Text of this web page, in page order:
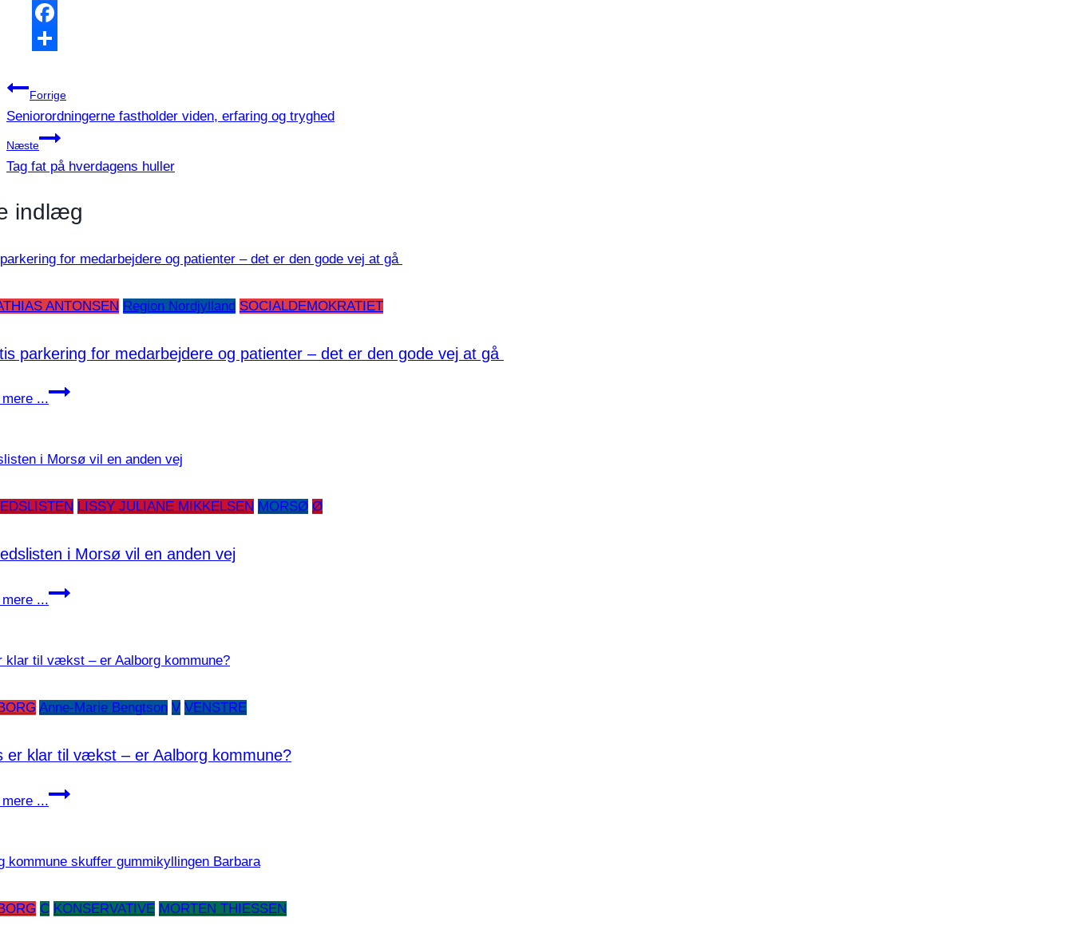
Facebook
Indlægsnavigation
Forrige
Seniorordningerne fastholder viden, erfaring og tryghed
Næste
Tag fat på hverdagens huller
indlæg
ANTONSEN Region Nordjylland SOCIALDEMOKRATIET
parkering for medarbejdere og patienter – det er den gode vej at gå
...
Gratis
medarbejdere
patienter
er
den
gode
gå
LISSY JULIANE MIKKELSEN MORSØ Ø
i Morsø vil en anden vej
...
Enhedslisten
vil
anden
Anne-Marie Bengtson V VENSTRE
er klar til vækst – er Aalborg kommune?
...
Hals
til
–
C KONSERVATIVE MORTEN THIESSEN